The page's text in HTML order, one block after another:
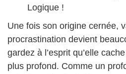
Logique !
Une fois son origine cernée,
procrastination devient
gardez à l’esprit qu’elle
plus profond. Comme un